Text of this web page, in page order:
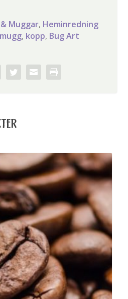
Muggar, Heminredning
mugg, kopp, Bug Art